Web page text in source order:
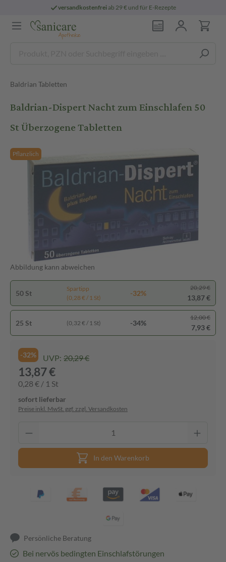
versandkostenfreiab 29 € und für E-Rezepte
Baldrian Tabletten
Baldrian-Dispert Nacht zum Einschlafen 50
St Überzogene Tabletten
Pflanzlich
Abbildung kann abweichen
50 St
Spartipp
(0,28 € / 1 St)
-32%
20,29 €
13,87 €
25 St (0,32 € / 1 St) -34%
12,00 €
7,93 €
-32% UVP: 20,29 €
13,87 €
0,28 € / 1 St
sofort lieferbar
Preise inkl. MwSt. ggf. zzgl. Versandkosten
In den Warenkorb
Persönliche Beratung
Bei nervös bedingten Einschlafstörungen